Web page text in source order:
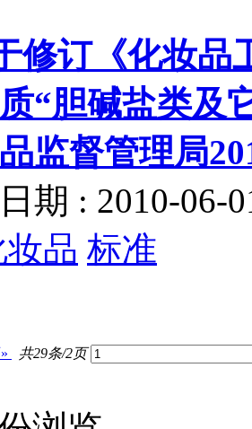
修订《化妆品
“胆碱盐类及
监督管理局
期 : 2010-06-
品 标准
共29条/2页